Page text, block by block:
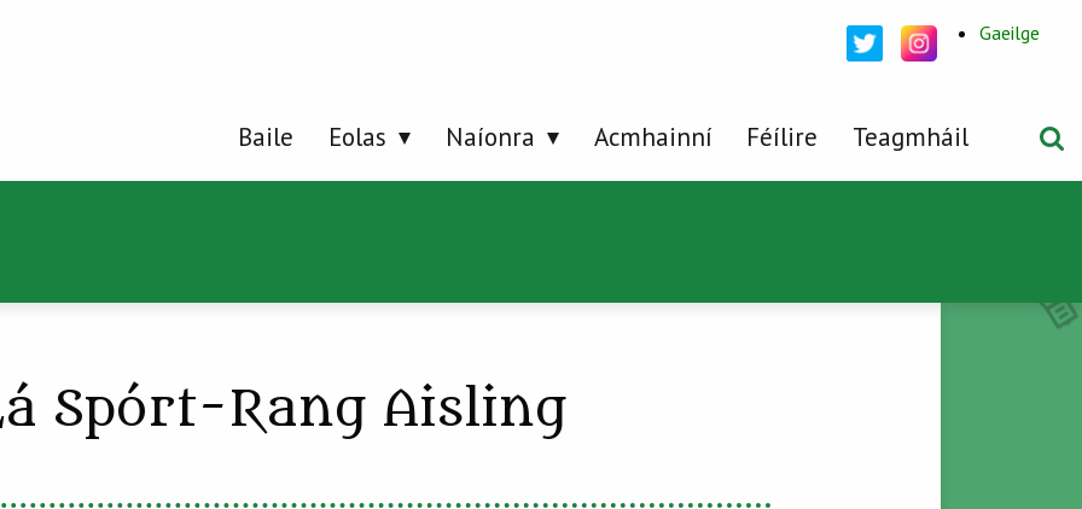
Baile Eolas Naíonra Acmhainní Féílire Teagmháil
Gaeilge
Spórt-Rang Aisling